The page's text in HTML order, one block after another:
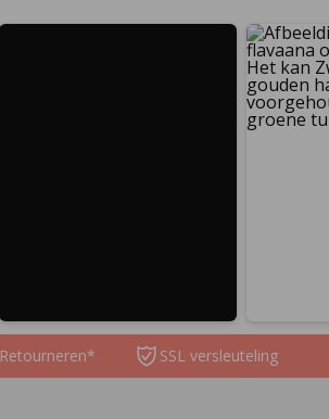
SSL versleuteling